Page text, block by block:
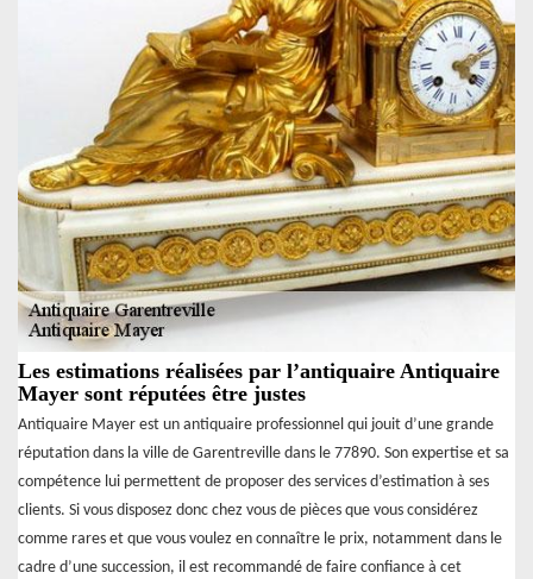
Les estimations réalisées par l’antiquaire Antiquaire
Mayer sont réputées être justes
Antiquaire Mayer est un antiquaire professionnel qui jouit d’une grande
réputation dans la ville de Garentreville dans le 77890. Son expertise et sa
compétence lui permettent de proposer des services d’estimation à ses
clients. Si vous disposez donc chez vous de pièces que vous considérez
comme rares et que vous voulez en connaître le prix, notamment dans le
cadre d’une succession, il est recommandé de faire confiance à cet